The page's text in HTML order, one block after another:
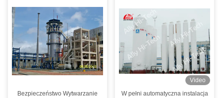
Bezpieczeństwo Wytwarzanie
Video
W pełni automatyczna instalacja